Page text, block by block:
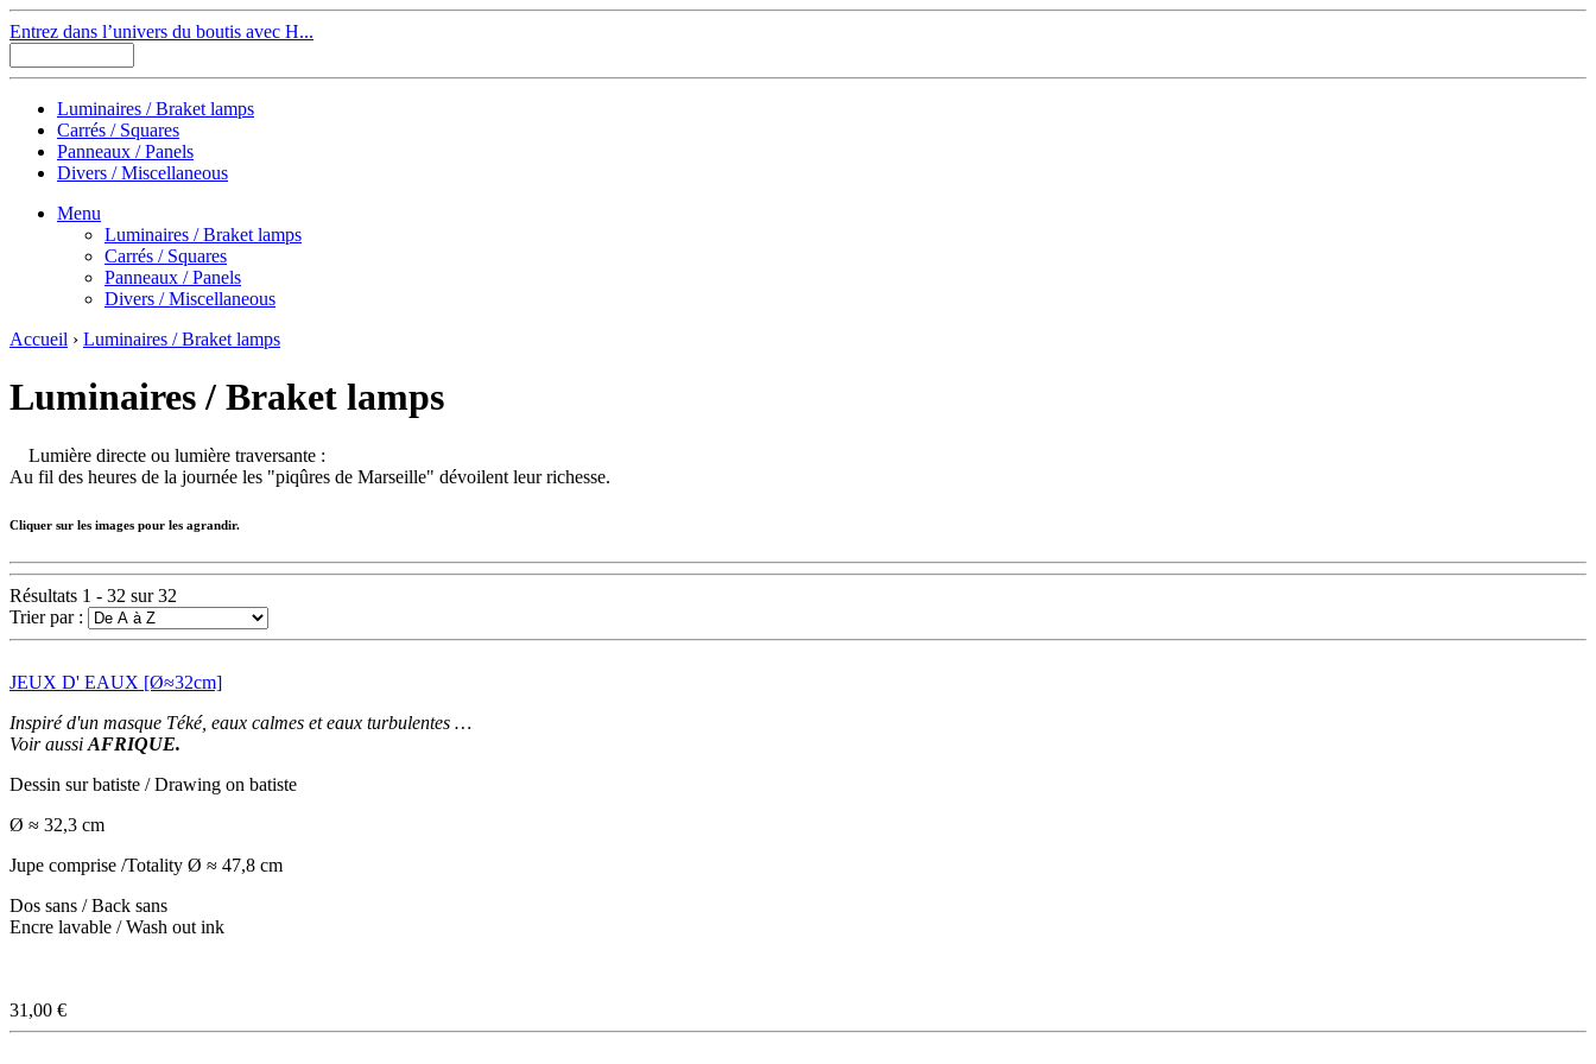
Entrez dans l’univers du boutis avec H...
Luminaires / Braket lamps
Carrés / Squares
Panneaux / Panels
Divers / Miscellaneous
Menu
Luminaires / Braket lamps
Carrés / Squares
Panneaux / Panels
Divers / Miscellaneous
Accueil › Luminaires / Braket lamps
Luminaires / Braket lamps
Lumière directe ou lumière traversante :
Au fil des heures de la journée les "piqûres de Marseille" dévoilent leur richesse.
Cliquer sur les images pour les agrandir.
Résultats 1 - 32 sur 32
Trier par :
JEUX D' EAUX [Ø≈32cm]
Inspiré d'un masque Téké, eaux calmes et eaux turbulentes …
Voir aussi AFRIQUE.
Dessin sur batiste / Drawing on batiste
Ø ≈ 32,3 cm
Jupe comprise /Totality Ø ≈ 47,8 cm
Dos sans / Back sans
Encre lavable / Wash out ink
31,00 €